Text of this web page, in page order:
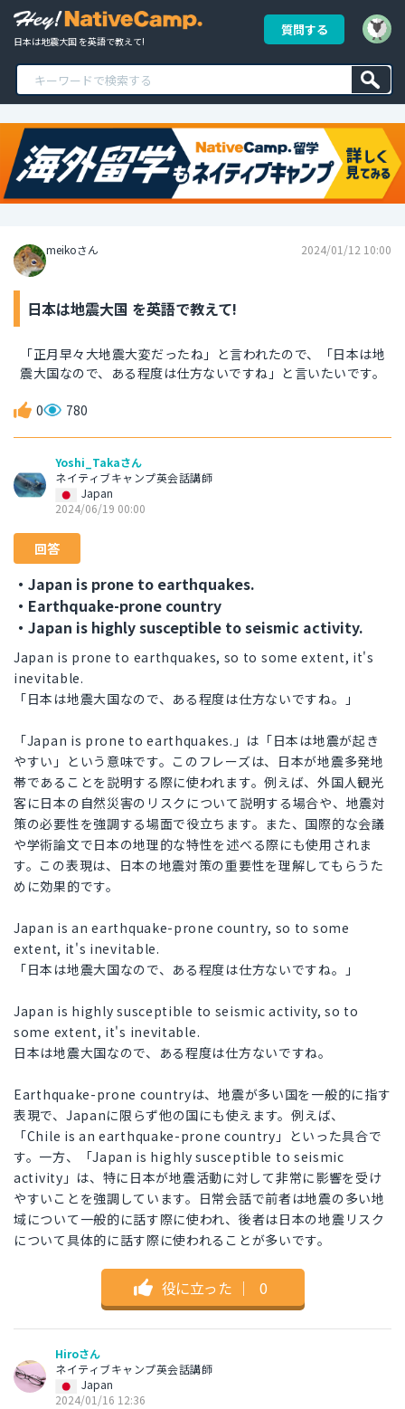
日本は地震大国 を英語で教えて!
質問する
meikoさん 2024/01/12 10:00
日本は地震大国 を英語で教えて!
「正月早々大地震大変だったね」と言われたので、「日本は地
震大国なので、ある程度は仕方ないですね」と言いたいです。
0 780
Yoshi_Takaさん
ネイティブキャンプ英会話講師
Japan
2024/06/19 00:00
回答
・Japan is prone to earthquakes.
・Earthquake-prone country
・Japan is highly susceptible to seismic activity.
Japan is prone to earthquakes, so to some extent, it's
inevitable.
「日本は地震大国なので、ある程度は仕方ないですね。」
「Japan is prone to earthquakes.」は「日本は地震が起き
やすい」という意味です。このフレーズは、日本が地震多発地
帯であることを説明する際に使われます。例えば、外国人観光
客に日本の自然災害のリスクについて説明する場合や、地震対
策の必要性を強調する場面で役立ちます。また、国際的な会議
や学術論文で日本の地理的な特性を述べる際にも使用されま
す。この表現は、日本の地震対策の重要性を理解してもらうた
めに効果的です。
Japan is an earthquake-prone country, so to some
extent, it's inevitable.
「日本は地震大国なので、ある程度は仕方ないですね。」
Japan is highly susceptible to seismic activity, so to
some extent, it's inevitable.
日本は地震大国なので、ある程度は仕方ないですね。
Earthquake-prone countryは、地震が多い国を一般的に指す
表現で、Japanに限らず他の国にも使えます。例えば、
「Chile is an earthquake-prone country」といった具合で
す。一方、「Japan is highly susceptible to seismic
activity」は、特に日本が地震活動に対して非常に影響を受け
やすいことを強調しています。日常会話で前者は地震の多い地
域について一般的に話す際に使われ、後者は日本の地震リスク
について具体的に話す際に使われることが多いです。
役に立った ｜ 0
Hiroさん
ネイティブキャンプ英会話講師
Japan
2024/01/16 12:36